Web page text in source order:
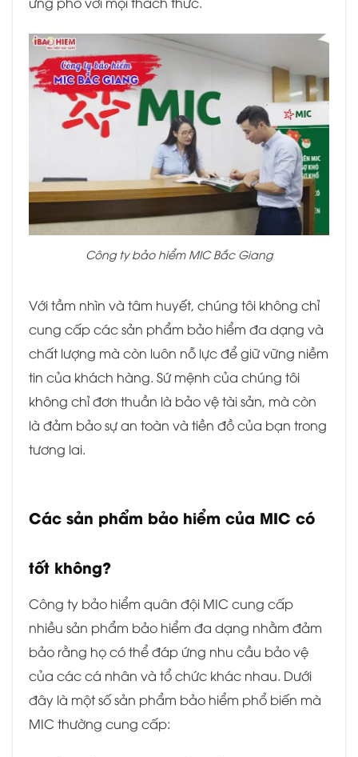
Công ty bảo hiểm MIC Bắc Giang
Với tầm nhìn và tâm huyết, chúng tôi không chỉ
cung cấp các sản phẩm bảo hiểm đa dạng và
chất lượng mà còn luôn nỗ lực để giữ vững niềm
tin của khách hàng. Sứ mệnh của chúng tôi
không chỉ đơn thuần là bảo vệ tài sản, mà còn
là đảm bảo sự an toàn và tiền đồ của bạn trong
tương lai.
Các sản phẩm bảo hiểm của MIC có
tốt không?
Công ty bảo hiểm quân đội MIC cung cấp
nhiều sản phẩm bảo hiểm đa dạng nhằm đảm
bảo rằng họ có thể đáp ứng nhu cầu bảo vệ
của các cá nhân và tổ chức khác nhau. Dưới
đây là một số sản phẩm bảo hiểm phổ biến mà
MIC thường cung cấp: